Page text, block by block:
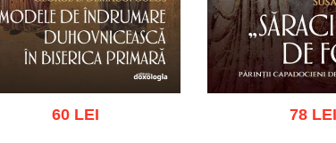
60 LEI 78 LEI